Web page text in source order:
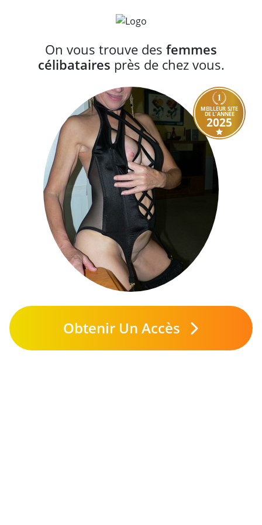
On vous trouve des femmes
célibataires près de chez vous.
MEILLEUR SITE
DE L'ANNÉE
2025
Obtenir Un Accès